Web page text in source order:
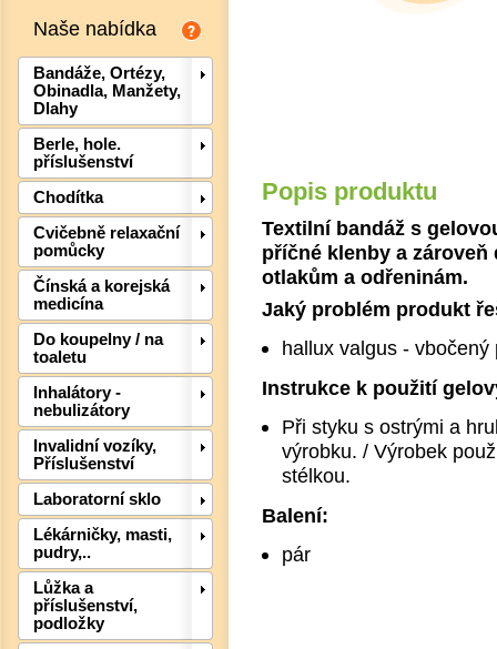
Naše nabídka
Bandáže, Ortézy,
Obinadla, Manžety,
Dlahy
Berle, hole.
příslušenství
Chodítka
Cvičebně relaxační
pomůcky
Čínská a korejská
medicína
Do koupelny / na
toaletu
Inhalátory -
nebulizátory
Invalidní vozíky,
Příslušenství
Laboratorní sklo
Lékárničky, masti,
pudry,..
Lůžka a
příslušenství,
podložky
Popis produktu
Textilní bandáž s
příčné klenby a
otlakům a odřeninám.
Jaký problém produkt
hallux valgus -
Instrukce k použití
Při styku s ostrými a
výrobku. / Výrobek
stélkou.
Balení:
pár